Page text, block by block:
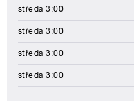
středa 3:00
středa 3:00
středa 3:00
středa 3:00